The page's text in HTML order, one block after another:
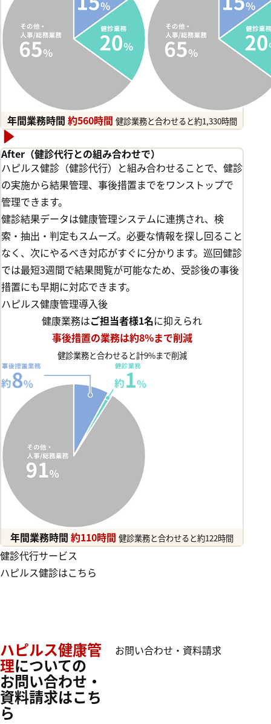
年間業務時間 約560時間 健診業務と合わせると約1,330時間
After（健診代行との組み合わせで）
ハピルス健診（健診代行）と組み合わせることで、健診
の実施から結果管理、事後措置までをワンストップで
管理できます。
健診結果データは健康管理システムに連携され、検
索・抽出・判定もスムーズ。必要な情報を探し回ること
なく、次にやるべき対応がすぐに分かります。巡回健診
では最短3週間で結果閲覧が可能なため、受診後の事後
措置にも早期に対応できます。
ハピルス健康管理導入後
健康業務はご担当者様1名に抑えられ
事後措置の業務は約8%まで削減
健診業務と合わせると計9%まで削減
年間業務時間約110時間 健診業務と合わせると約122時間
健診代行サービス
ハピルス健診はこちら
ハピルス健康管
理についての
お問い合わせ・
資料請求はこち
ら
お問い合わせ・資料請求